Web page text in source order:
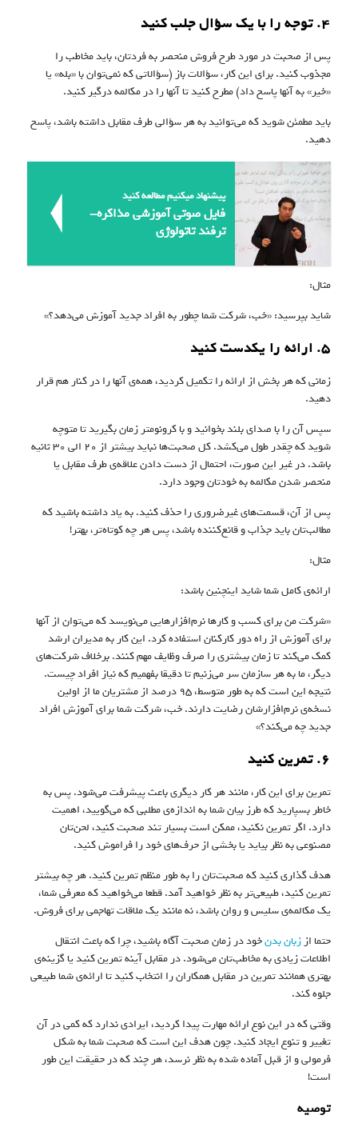
۴. توجه را با یک سؤال جلب کنید
پس از صحبت در مورد طرح فروش منحصر به فرد‌تان، باید مخاطب را
مجذوب کنید. برای این کار، سؤالات باز (سؤالاتی که نمی‌توان با «بله» یا
«خیر» به آنها پاسخ داد) مطرح کنید تا آنها را در مکالمه درگیر کنید.
باید مطمئن شوید که می‌توانید به هر سؤالی طرف مقابل داشته باشد، پاسخ
دهید.
پیشنهاد میکنیم مطالعه کنید
فایل صوتى آموزشى مذاکره-
ترفند تاتولوژى
مثال:‌
شاید بپرسید: «خب، شرکت شما چطور به افراد جدید آموزش می‌دهد؟»
۵. ارائه را یکدست کنید
زمانی که هر بخش از ارائه را تکمیل کردید، همه‌ی آنها را در کنار هم قرار
دهید.
سپس آن را با صدای بلند بخوانید و با کرونومتر زمان بگیرید تا متوچه
شوید که چقدر طول می‌کشد. کل صحبت‌ها نباید بیشتر از ۲۰ الی ۳۰ ثانیه
باشد. در غیر این صورت، احتمال از دست دادن علاقه‌ی طرف مقابل یا
منحصر شدن مکالمه به خودتان وجود دارد.
پس از آن، قسمت‌های غیرضروری را حذف کنید. به یاد داشته باشید که
مطالب‌تان باید جذاب و قانع‌کننده باشد، پس هر چه کوتاه‌تر، بهتر!
مثال:
ارائه‌ی کامل شما شاید اینچنین باشد:
«شرکت من برای کسب و کارها نرم‌افزارهایی می‌نویسد که می‌توان از آنها
برای آموزش از راه دور کارکنان استفاده کرد. این کار به مدیران ارشد
کمک می‌کند تا زمان بیشتری را صرف وظایف مهم‌ کنند. برخلاف شرکت‌های
دیگر، ما به هر سازمان سر می‌زنیم تا دقیقا بفهمیم که نیاز افراد چیست.
نتیجه این است که به طور متوسط، ۹۵ درصد از مشتریان‌ ما از اولین
نسخه‌ی نرم‌افزارشان رضایت دارند. خب، شرکت شما برای آموزش افراد
جدید چه می‌کند؟»
۶. تمرین کنید
تمرین برای این کار، مانند هر کار دیگری باعث پیشرفت می‌شود. پس به
خاطر بسپارید که طرز بیان شما به اندازه‌ی مطلبی که می‌گویید، اهمیت
دارد. اگر تمرین نکنید، ممکن است بسیار تند صحبت کنید، لحن‌تان
مصنوعی به نظر بیاید یا بخشی از حرف‌های خود را فراموش کنید.
هدف گذاری کنید که صحبت‌تان را به طور منظم تمرین کنید. هر چه بیشتر
تمرین کنید، طبیعی‌تر به نظر خواهید آمد. قطعا می‌خواهید که معرفی شما،
یک مکالمه‌ی سلیس و روان باشد، نه مانند یک ملاقات تهاجمی برای فروش.
حتما از زبان بدنخود در زمان صحبت آگاه باشید، چرا که باعث انتقال
اطلاعات زیادی به مخاطب‌تان می‌شود. در مقابل آینه تمرین کنید یا گزینه‌ی
بهتری همانند تمرین در مقابل همکاران را انتخاب کنید تا ارائه‌ی شما طبیعی
جلوه کند.
وقتی که در این نوع ارائه مهارت پیدا کردید، ایرادی ندارد که کمی در آن
تغییر و تنوع ایجاد کنید. چون هدف این است که صحبت شما به شکل
فرمولی و از قبل آماده شده به نظر نرسد، هر چند که در حقیقت این طور
است!
توصیه